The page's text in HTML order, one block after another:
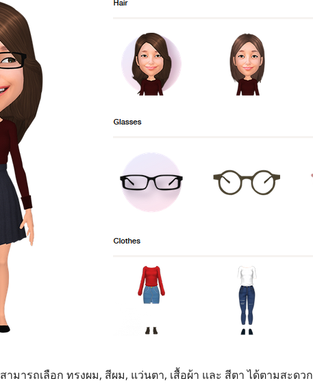
สามารถเลือก ทรงผม, สีผม, แว่นตา, เสื้อผ้า และ สีตา ได้ตามสะดวก